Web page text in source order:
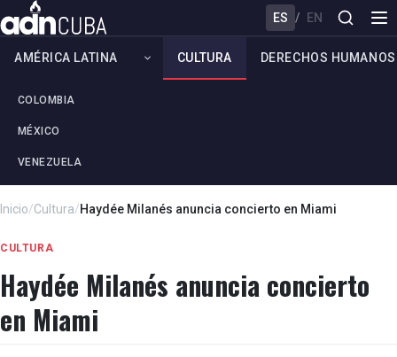
ES / EN
AMÉRICA LATINA
COLOMBIA
MÉXICO
VENEZUELA
CULTURA DERECHOS HUMANOS
Inicio/Cultura/Haydée Milanés anuncia concierto en Miami
CULTURA
Haydée Milanés anuncia concierto
en Miami